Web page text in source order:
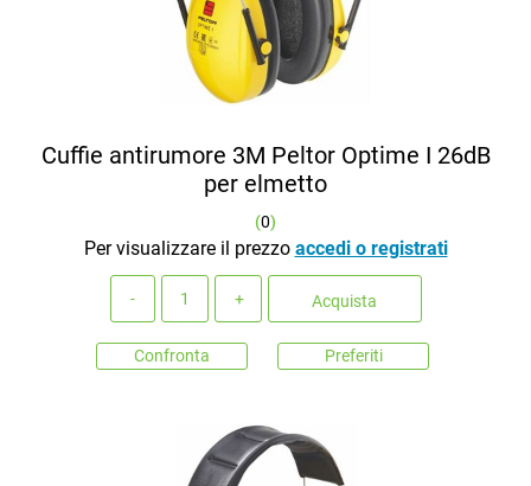
Cuffie antirumore 3M Peltor Optime I 26dB
per elmetto
(0)
Per visualizzare il prezzo accedi o registrati
Acquista
Confronta Preferiti